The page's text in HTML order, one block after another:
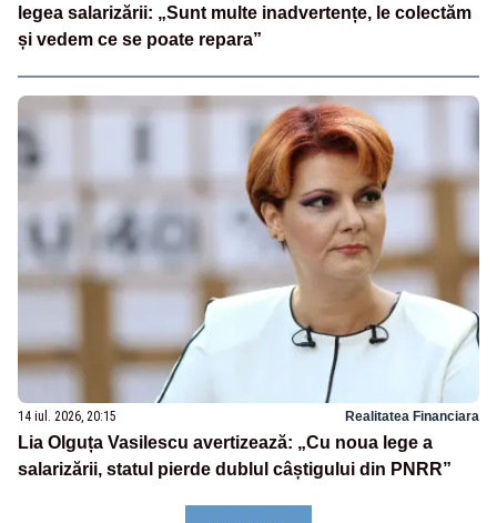
legea salarizării: „Sunt multe inadvertențe, le colectăm
și vedem ce se poate repara”
14 iul. 2026, 20:15 Realitatea Financiara
Lia Olguța Vasilescu avertizează: „Cu noua lege a
salarizării, statul pierde dublul câștigului din PNRR”